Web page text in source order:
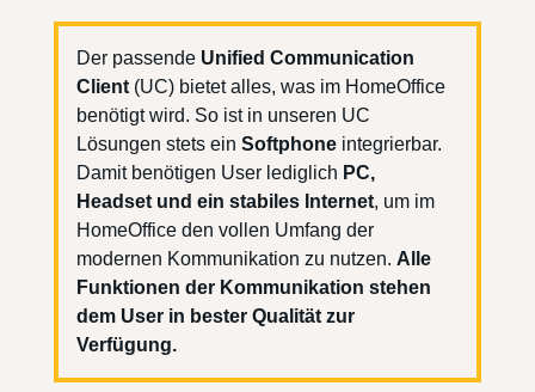
Der passende Unified Communication
Client(UC) bietet alles, was im HomeOffice
benötigt wird. So ist in unseren UC
Lösungen stets ein Softphoneintegrierbar.
Damit benötigen User lediglich PC,
Headset und ein stabiles Internet, um im
HomeOffice den vollen Umfang der
modernen Kommunikation zu nutzen. Alle
Funktionen der Kommunikation stehen
dem User in bester Qualität zur
Verfügung.